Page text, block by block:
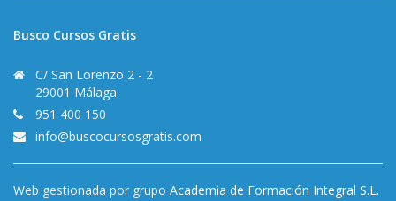
Busco Cursos Gratis
C/ San Lorenzo 2 - 2
29001 Málaga
951 400 150
info@buscocursosgratis.com
Web gestionada por grupo Academia de Formación Integral S.L.